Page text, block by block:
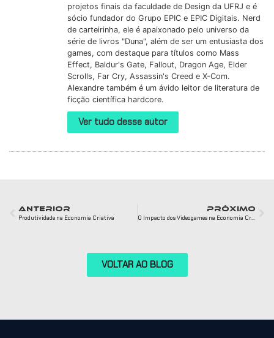
projetos finais da faculdade de Design da UFRJ e é
sócio fundador do Grupo EPIC e EPIC Digitais. Nerd
de carteirinha, ele é apaixonado pelo universo da
série de livros "Duna", além de ser um entusiasta dos
games, com destaque para títulos como Mass
Effect, Baldur's Gate, Fallout, Dragon Age, Elder
Scrolls, Far Cry, Assassin's Creed e X-Com.
Alexandre também é um ávido leitor de literatura de
ficção científica hardcore.
Ver tudo desse autor
ANTERIOR
Produtividade na Economia Criativa
PRÓXIMO
O Impacto dos Videogames na Economia Criativa Digital e no Cinema
VOLTAR AO BLOG